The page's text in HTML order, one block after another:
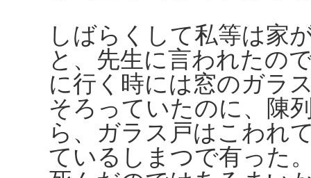
しばらくして私等は家
と、先生に言われたの
に行く時には窓のガラ
そろっていたのに、陳
ら、ガラス戸はこわれ
ているしまつで有った